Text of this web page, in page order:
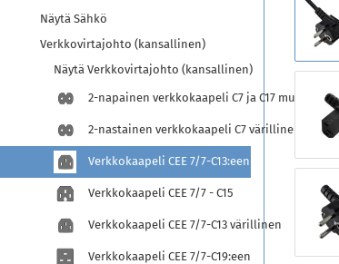
Näytä Sähkö
Verkkovirtajohto (kansallinen)
Näytä Verkkovirtajohto (kansallinen)
2-napainen verkkokaapeli C7 ja C17 musta
2-nastainen verkkokaapeli C7 värillinen
Verkkokaapeli CEE 7/7-C13:een
Verkkokaapeli CEE 7/7 - C15
Verkkokaapeli CEE 7/7-C13 värillinen
Verkkokaapeli CEE 7/7-C19:een